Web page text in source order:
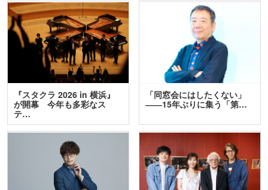
『スタクラ 2026 in 横浜』
が開幕 今年も多彩なス
テ…
「同窓会にはしたくない」
――15年ぶりに集う「第…